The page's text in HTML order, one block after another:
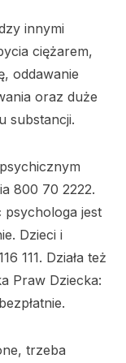
innymi
ciężarem,
oddawanie
oraz duże
substancji.
800 70 2222.
psychologa jest
Dzieci i
111. Działa też
Praw Dziecka:
trzeba